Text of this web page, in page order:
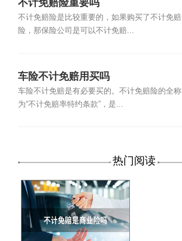
不计免赔险重要吗
不计免赔险是比较重要的，如果购买了不计免赔
险，那保险公司是可以不计免赔...
车险不计免赔用买吗
车险不计免赔是有必要买的。不计免赔险的全称
为“不计免赔率特约条款”，是...
热门阅读